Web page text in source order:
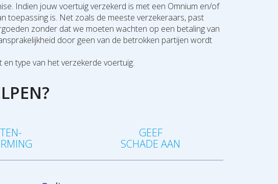
Indien jouw voertuig verzekerd is met een Omnium en/of
toepassing is. Net zoals de meeste verzekeraars, past
zonder dat we moeten wachten op een betaling van
door geen van de betrokken partijen wordt
type van het verzekerde voertuig.
GEEF
SCHADE AAN